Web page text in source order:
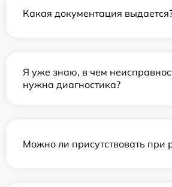
Какая документация
Я уже знаю, в чем
нужна диагностика?
Можно ли присутствовать при